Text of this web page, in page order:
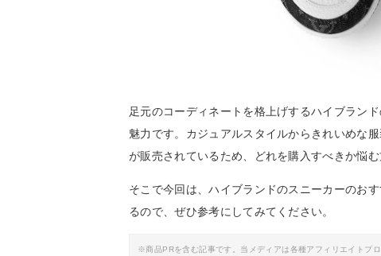
足元のコーディネートを格上げするハイブラン
魅力です。カジュアルスタイルからきれいめな
が販売されているため、どれを購入すべきか悩
そこで今回は、ハイブランドのスニーカーのお
るので、ぜひ参考にしてみてください。
※商品PRを含む記事です。当メディアは各種アフィリエイトプ